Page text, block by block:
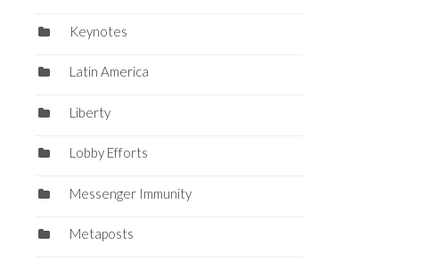
Keynotes
Latin America
Liberty
Lobby Efforts
Messenger Immunity
Metaposts